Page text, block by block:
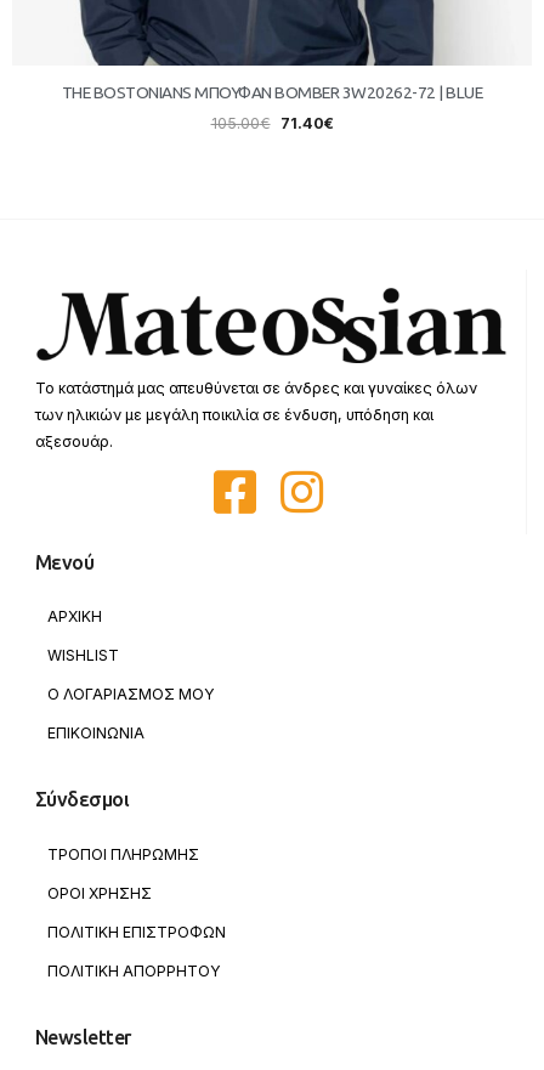
THE BOSTONIANS ΜΠΟΥΦΑΝ BOMBER 3W20262-72 | BLUE
105.00€ 71.40€
Το κατάστημά μας απευθύνεται σε άνδρες και γυναίκες όλων
των ηλικιών με μεγάλη ποικιλία σε ένδυση, υπόδηση και
αξεσουάρ.
Μενού
ΑΡΧΙΚΗ
WISHLIST
Ο ΛΟΓΑΡΙΑΣΜΟΣ ΜΟΥ
ΕΠΙΚΟΙΝΩΝΙΑ
Σύνδεσμοι
ΤΡΟΠΟΙ ΠΛΗΡΩΜΗΣ
ΟΡΟΙ ΧΡΗΣΗΣ
ΠΟΛΙΤΙΚΗ ΕΠΙΣΤΡΟΦΩΝ
ΠΟΛΙΤΙΚΗ ΑΠΟΡΡΗΤΟΥ
Newsletter